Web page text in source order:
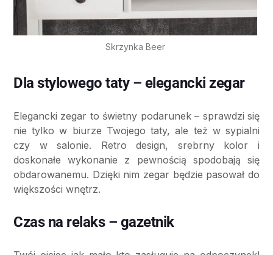
Skrzynka Beer
Dla stylowego taty – elegancki zegar
Elegancki zegar to świetny podarunek – sprawdzi się
nie tylko w biurze Twojego taty, ale też w sypialni
czy w salonie. Retro design, srebrny kolor i
doskonałe wykonanie z pewnością spodobają się
obdarowanemu. Dzięki nim zegar będzie pasował do
większości wnętrz.
Czas na relaks – gazetnik